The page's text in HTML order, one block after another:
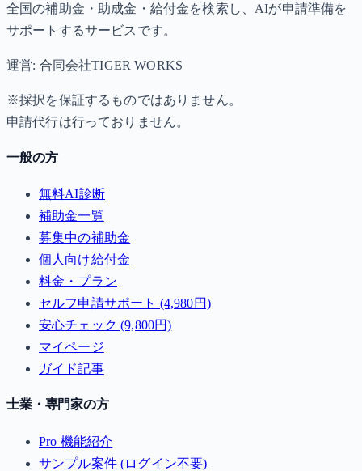
全国の補助金・助成金・給付金を検索し、AIが申請準備を
サポートするサービスです。
運営: 合同会社TIGER WORKS
※採択を保証するものではありません。
申請代行は行っておりません。
一般の方
無料AI診断
補助金一覧
募集中の補助金
個人向け給付金
料金・プラン
セルフ申請サポート (4,980円)
安心チェック (9,800円)
マイページ
ガイド記事
士業・専門家の方
Pro 機能紹介
サンプル案件 (ログイン不要)